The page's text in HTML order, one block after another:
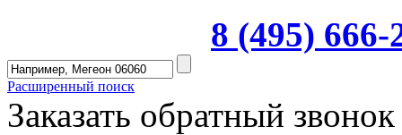
8 (495)
Расширенный поиск
Заказать обратный звонок